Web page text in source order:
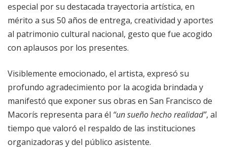
especial por su destacada trayectoria artística, en
mérito a sus 50 años de entrega, creatividad y aportes
al patrimonio cultural nacional, gesto que fue acogido
con aplausos por los presentes.
Visiblemente emocionado, el artista, expresó su
profundo agradecimiento por la acogida brindada y
manifestó que exponer sus obras en San Francisco de
Macorís representa para él “un sueño hecho realidad”, al
tiempo que valoró el respaldo de las instituciones
organizadoras y del público asistente.